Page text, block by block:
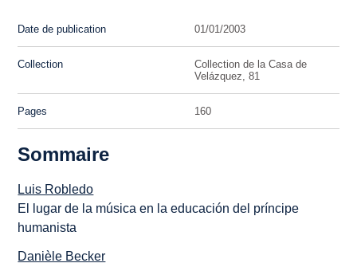
Date de publication 01/01/2003
Collection
Collection de la Casa de
Velázquez, 81
Pages 160
Sommaire
Luis Robledo
El lugar de la música en la educación del príncipe
humanista
Danièle Becker